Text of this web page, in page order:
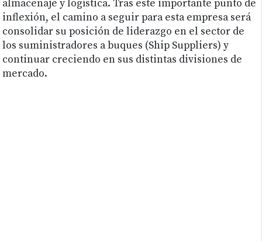
almacenaje y logística. Tras este importante punto de
inflexión, el camino a seguir para esta empresa será
consolidar su posición de liderazgo en el sector de
los suministradores a buques (Ship Suppliers) y
continuar creciendo en sus distintas divisiones de
mercado.